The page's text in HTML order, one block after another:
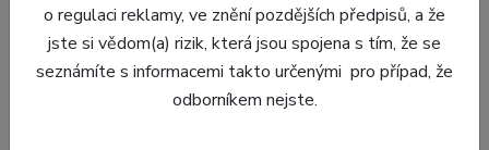
o regulaci reklamy, ve znění pozdějších předpisů, a že
jste si vědom(a) rizik, která jsou spojena s tím, že se
seznámíte s informacemi takto určenými pro případ, že
odborníkem nejste.